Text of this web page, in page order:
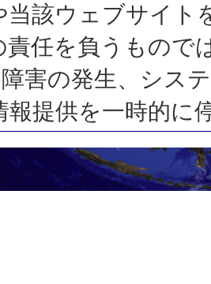
当該ウェブサイ
責任を負うもので
害の発生、シス
報提供を一時的に